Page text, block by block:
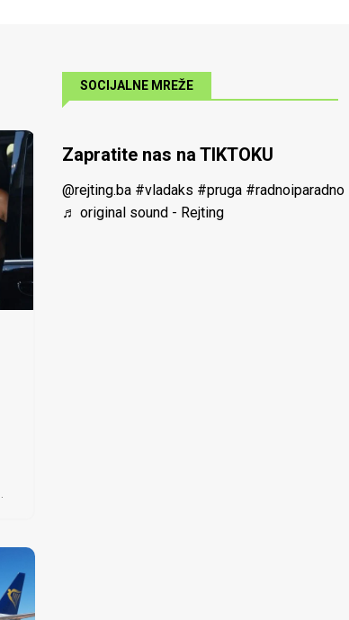
SOCIJALNE MREŽE
Zapratite nas na TIKTOKU
@rejting.ba #vladaks #pruga #radnoiparadno
♬ original sound - Rejting